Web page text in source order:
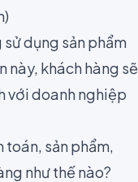
dụng sản phẩm
này, khách hàng sẽ
với doanh nghiệp
toán, sản phẩm,
như thế nào?